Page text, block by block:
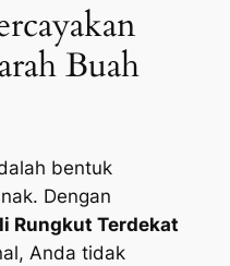
Buah
bentuk
Dengan
Rungkut Terdekat
Anda tidak